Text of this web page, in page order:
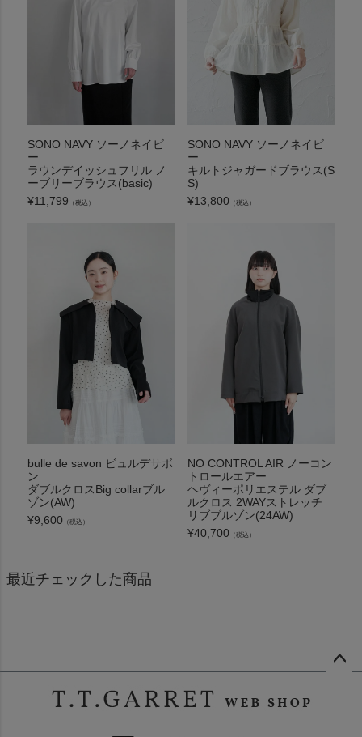
SONO NAVY ソーノネイビ
ー
ラウンデイッシュフリル ノ
ーブリーブラウス(basic)
¥11,799 （税込）
SONO NAVY ソーノネイビ
ー
キルトジャガードブラウス(S
S)
¥13,800 （税込）
bulle de savon ビュルデサボ
ン
ダブルクロスBig collarブル
ゾン(AW)
¥9,600 （税込）
NO CONTROL AIR ノーコン
トロールエアー
ヘヴィーポリエステル ダブ
ルクロス 2WAYストレッチ
リブブルゾン(24AW)
¥40,700 （税込）
最近チェックした商品